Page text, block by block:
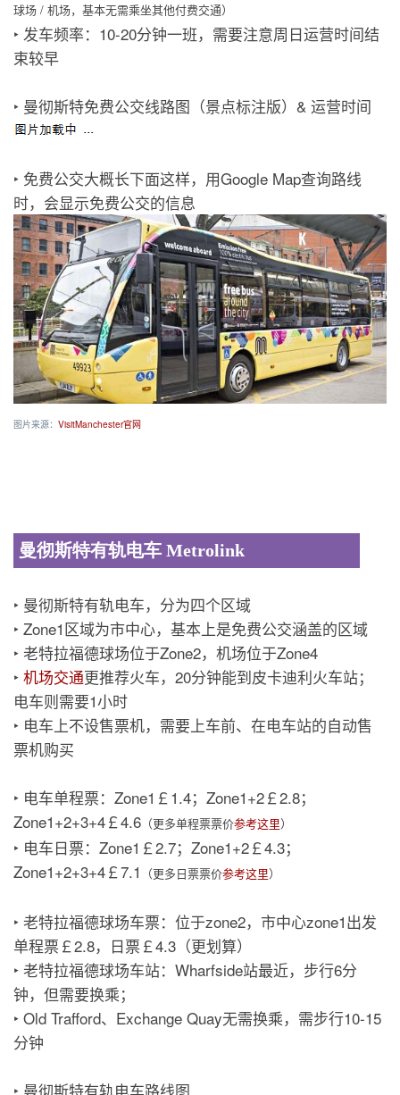
球场 / 机场，基本无需乘坐其他付费交通）
‣ 发车频率：10-20分钟一班，需要注意周日运营时间结
束较早
‣ 曼彻斯特免费公交线路图（景点标注版）& 运营时间
‣ 免费公交大概长下面这样，用Google Map查询路线
时，会显示免费公交的信息
图片来源： VisitManchester官网
曼彻斯特有轨电车 Metrolink
‣ 曼彻斯特有轨电车，分为四个区域
‣ Zone1区域为市中心，基本上是免费公交涵盖的区域
‣ 老特拉福德球场位于Zone2，机场位于Zone4
‣ 机场交通更推荐火车，20分钟能到皮卡迪利火车站；
电车则需要1小时
‣ 电车上不设售票机，需要上车前、在电车站的自动售
票机购买
‣ 电车单程票：Zone1￡1.4；Zone1+2￡2.8；
Zone1+2+3+4￡4.6 （更多单程票票价参考这里）
‣ 电车日票：Zone1￡2.7；Zone1+2￡4.3；
Zone1+2+3+4￡7.1
（更多日票票价参考这里）
‣ 老特拉福德球场车票：位于zone2，市中心zone1出发
单程票￡2.8，日票￡4.3（更划算）
‣ 老特拉福德球场车站：Wharfside站最近，步行6分
钟，但需要换乘；
‣ Old Trafford、Exchange Quay无需换乘，需步行10-15
分钟
‣ 曼彻斯特有轨电车路线图